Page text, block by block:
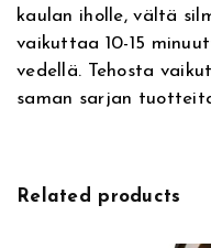
kaulan iholle, vältä
vaikuttaa 10-15
vedellä. Tehosta
saman sarjan
Related products